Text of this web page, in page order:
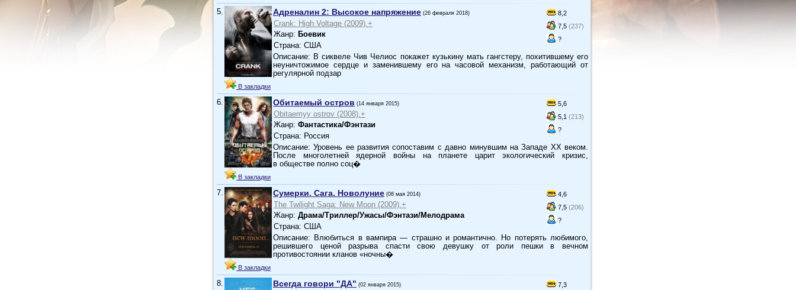
5.
В закладки
8,2
7,5 (237)
?
Адреналин 2: Высокое напряжение (26 февраля 2018)
Crank: High Voltage (2009).+
Жанр: Боевик
Страна: США
Описание: В сиквеле Чив Челиос покажет кузькину мать гангстеру, похитившему его
неуничтожимое сердце и заменившему его на часовой механизм, работающий от
регулярной подзар
6.
В закладки
5,6
5,1 (213)
?
Обитаемый остров (14 января 2015)
Obitaemyy ostrov (2008).+
Жанр: Фантастика/Фэнтази
Страна: Россия
Описание: Уровень ее развития сопоставим с давно минувшим на Западе ХХ веком.
После многолетней ядерной войны на планете царит экологический кризис,
в обществе полно соц�
7.
В закладки
4,6
7,5 (206)
?
Сумерки. Сага. Новолуние (08 мая 2014)
The Twilight Saga: New Moon (2009).+
Жанр: Драма/Триллер/Ужасы/Фэнтази/Мелодрама
Страна: США
Описание: Влюбиться в вампира — страшно и романтично. Но потерять любимого,
решившего ценой разрыва спасти свою девушку от роли пешки в вечном
противостоянии кланов «ночны�
8.
7,3
Всегда говори "ДА" (02 января 2015)